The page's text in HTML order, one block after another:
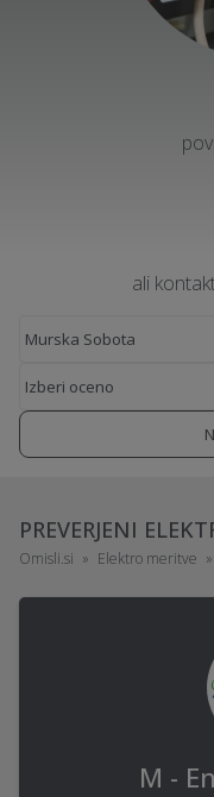
ali
PREVERJENI
Omisli.si Elektro meritve
M -